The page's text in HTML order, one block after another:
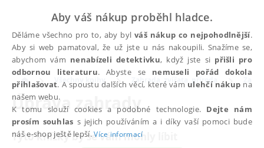
Všechny knihy Zahrada, zvířata, příroda
Úprava zahrady
Tyto knížky by se vám mohly líbit
Aby váš nákup proběhl hladce.
Děláme všechno pro to, aby bylváš nákup co nejpohodlnější.
Aby si web pamatoval, že už jste u nás nakoupili. Snažíme se,
abychom vám nenabízeli detektivku, když jste si přišli pro
odbornou literaturu. Abyste se nemuseli pořád dokola
přihlašovat. A spoustu dalších věcí, které vám ulehčí nákup na
našem webu.
K tomu slouží cookies a podobné technologie. Dejte nám
prosím souhlas s jejich používáním a i díky vaší pomoci bude
náš e-shop ještě lepší.Více informací